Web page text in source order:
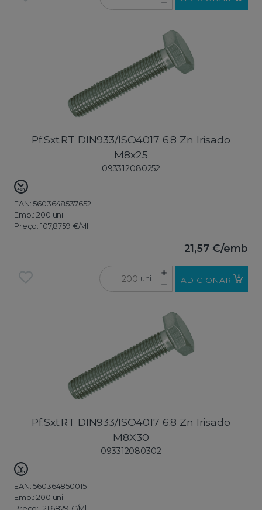
Pf.Sxt.RT DIN933/ISO4017 6.8 Zn Irisado
M8x25
093312080252
EAN: 5603648537652
Emb.:200 uni
Preço: 107,8759 €/Ml
21,57 €/emb
uni ADICIONAR
Pf.Sxt.RT DIN933/ISO4017 6.8 Zn Irisado
M8X30
093312080302
EAN: 5603648500151
Emb.:200 uni